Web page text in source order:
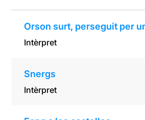
Orson surt, perseguit per
Intèrpret
Snergs
Intèrpret